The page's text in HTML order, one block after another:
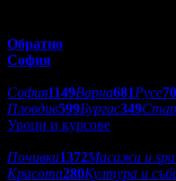
Обратно
София
София1149Варна681Русе70
Пловдив599Бургас349
Уроци и курсове
Почивки1372Масажи и spa
Красота280Култура и